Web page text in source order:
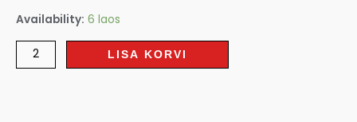
Availability: 6 laos
LISA KORVI